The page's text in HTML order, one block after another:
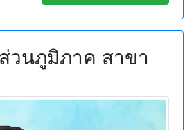
วนภูมิภาค สาขา